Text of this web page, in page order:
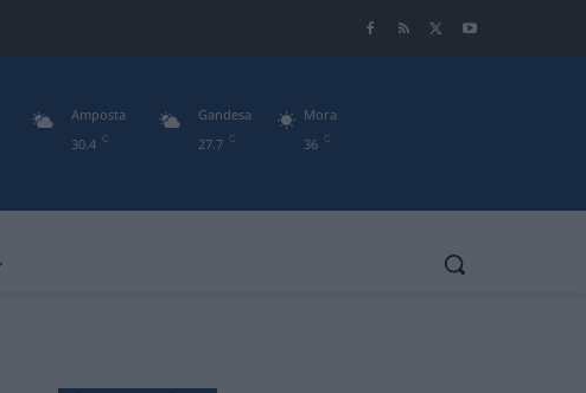
30.4 C
Amposta
27.7 C
Gandesa
36 C
Mora